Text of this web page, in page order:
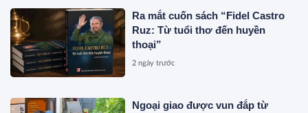
Ra mắt cuốn sách “Fidel Castro
Ruz: Từ tuổi thơ đến huyền
thoại”
2 ngày trước
Ngoại giao được vun đắp từ